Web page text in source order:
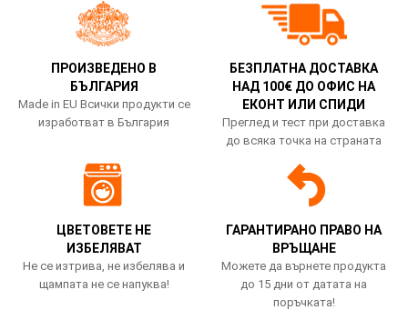
ПРОИЗВЕДЕНО В
БЪЛГАРИЯ
Made in EU Всички продукти се
изработват в България
БЕЗПЛАТНА ДОСТАВКА
НАД 100€ ДО ОФИС НА
ЕКОНТ ИЛИ СПИДИ
Преглед и тест при доставка
до всяка точка на страната
ЦВЕТОВЕТЕ НЕ
ИЗБЕЛЯВАТ
Не се изтрива, не избелява и
щампата не се напуква!
ГАРАНТИРАНО ПРАВО НА
ВРЪЩАНЕ
Можете да върнете продукта
до 15 дни от датата на
поръчката!